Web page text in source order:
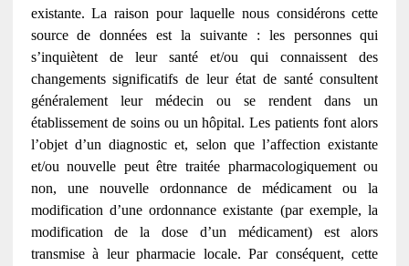
existante. La raison pour laquelle nous considérons cette
source de données est la suivante : les personnes qui
s’inquiètent de leur santé et/ou qui connaissent des
changements significatifs de leur état de santé consultent
généralement leur médecin ou se rendent dans un
établissement de soins ou un hôpital. Les patients font alors
l’objet d’un diagnostic et, selon que l’affection existante
et/ou nouvelle peut être traitée pharmacologiquement ou
non, une nouvelle ordonnance de médicament ou la
modification d’une ordonnance existante (par exemple, la
modification de la dose d’un médicament) est alors
transmise à leur pharmacie locale. Par conséquent, cette